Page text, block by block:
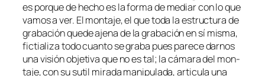
es por­que de he­cho es la for­ma de me­diar con lo que
va­mos a ver. El mon­ta­je, el que to­da la es­truc­tu­ra de
gra­ba­ción que­deaje­nade la gra­ba­ción en sí mis­ma,
fic­tia­li­za to­do cuan­to se gra­ba pues pa­re­ce dar­nos
una vi­sión ob­je­ti­va que no es tal; la cá­ma­ra del mon­
ta­je, con su su­til mi­ra­da ma­ni­pu­la­da, ar­ti­cu­la una